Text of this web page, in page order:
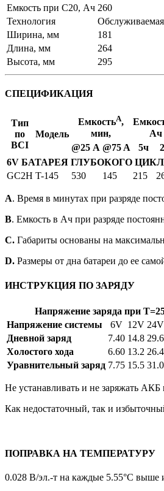
Емкость при C20, Ач 260
Технология
Ширина, мм
181
Длина, мм
264
Высота, мм
295
СПЕЦИФИКАЦИЯ
Тип
по
BCI
Мо­дель
Ем­костьA,
мин,
Ач
@25 А @75 A 5ч
6V БА­ТА­РЕЯ ГЛУБОКОГО
GC2H T-145 530 145 215
А. Время в минутах при разряде
B. Емкость в Ач при разряде
C. Габариты основаны на
D. Размеры от дна батареи до ее
ИНСТРУКЦИЯ ПО ЗАРЯДУ
Напряжение заряда при
Напряжение системы
6V 12V 24V
Дневной заряд
7.40 14.8 29.6
Холостого хода
6.60 13.2 26.4
Уравнительный заряд 7.75 15.5 31.0
Не устанавливать и не заряжать
Как недостаточный, так и
ПОПРАВКА НА ТЕМПЕРАТУРУ
0.028 В/эл.-т на каждые 5.55°C выше